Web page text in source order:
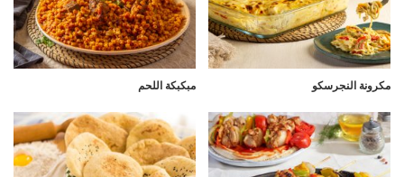
مكرونة النجرسكو مبكبكة اللحم